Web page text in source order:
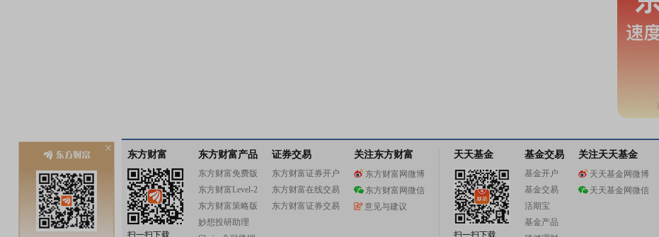
东方财富
扫一扫下载
东方财富产品
东方财富免费版
东方财富Level-2
东方财富策略版
妙想投研助理
证券交易
东方财富证券开户
东方财富在线交易
东方财富证券交易
关注东方财富
东方财富网微博
东方财富网微信
意见与建议
天天基金
扫一扫下载
基金交易
基金开户
基金交易
活期宝
基金产品
关注天天基金
天天基金网微博
天天基金网微信